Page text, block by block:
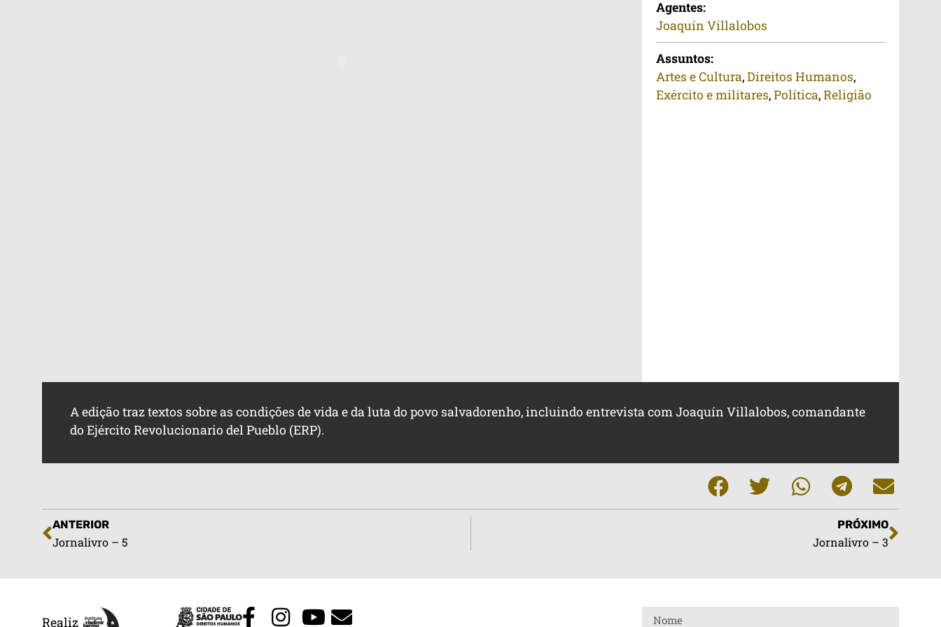
Agentes:
Joaquín Villalobos
Assuntos:
Artes e Cultura,Direitos Humanos,
Exército e militares,Política,Religião
A edição traz textos sobre as condições de vida e da luta do povo salvadorenho, incluindo entrevista com Joaquín Villalobos, comandante
do Ejército Revolucionario del Pueblo (ERP).
ANTERIOR
Jornalivro – 5
PRÓXIMO
Jornalivro – 3
Realiz A